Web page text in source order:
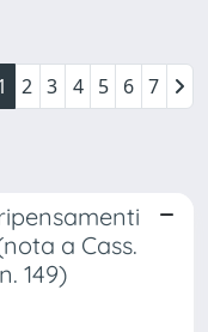
2 3 4 5 6 7
a Cass.
149)